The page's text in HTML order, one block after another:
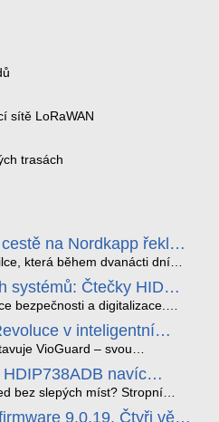
sítě LoRaWAN
trasách
na Nordkapp řekla
MAX
která během dvanácti dní
2 MAX jsme vzali na trasu z
finské Laponsko až na
v mrazu až −13 °C a mimo
jen čára na mapě, ale
cesty.
systémů: Čtečky HID
bezpečnosti a digitalizace.
a vysoce univerzální
v inteligentní
VioGuard – svou
systém, poháněný
inteligence (AI), je navržen
nástroje pro vymáhání
navíc
– bez PC.
bez slepých míst? Stropní
skládá obraz ze dvou
9.0.19. Čtyři věci,